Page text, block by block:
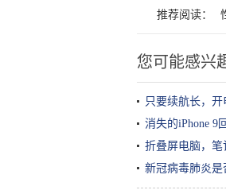
推荐阅读：
您可能感兴
只要续航长，
消失的iPhone 9
折叠屏电脑，笔
新冠病毒肺炎